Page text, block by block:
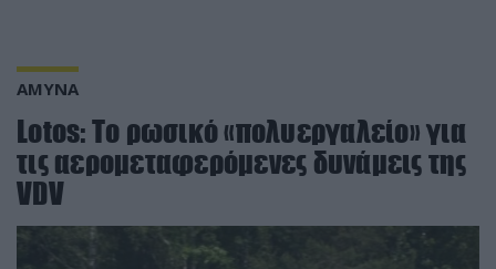
ΑΜΥΝΑ
Lotos: Το ρωσικό «πολυεργαλείο» για
τις αερομεταφερόμενες δυνάμεις της
VDV